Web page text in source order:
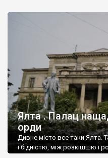
Ялта . Палац
орди
Дивне місто все таки Ялта.
і бідністю, між розкішшю і